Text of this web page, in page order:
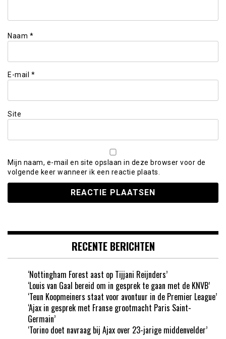
Naam *
E-mail *
Site
Mijn naam, e-mail en site opslaan in deze browser voor de
volgende keer wanneer ik een reactie plaats.
RECENTE BERICHTEN
‘Nottingham Forest aast op Tijjani Reijnders’
‘Louis van Gaal bereid om in gesprek te gaan met de KNVB’
‘Teun Koopmeiners staat voor avontuur in de Premier League’
‘Ajax in gesprek met Franse grootmacht Paris Saint-
Germain’
‘Torino doet navraag bij Ajax over 23-jarige middenvelder’